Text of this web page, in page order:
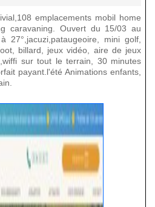
emplacements mobil home
caravaning. Ouvert du 15/03 au
27°,jacuzi,pataugeoire, mini golf,
billard, jeux vidéo, aire de jeux
sur tout le terrain, 30 minutes
payant.l'été Animations enfants,